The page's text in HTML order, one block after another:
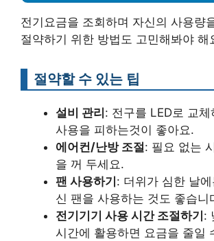
전기요금을 조회하며 자신의 사용량
절약하기 위한 방법도 고민해봐야 해
절약할 수 있는 팁
설비 관리: 전구를 LED로 교
사용을 피하는것이 좋아요.
에어컨/난방 조절: 필요 없는
을 꺼 두세요.
팬 사용하기: 더위가 심한 날
신 팬을 사용하는 것도 좋습니
전기기기 사용 시간 조절하기:
시간에 활용하면 요금을 줄일